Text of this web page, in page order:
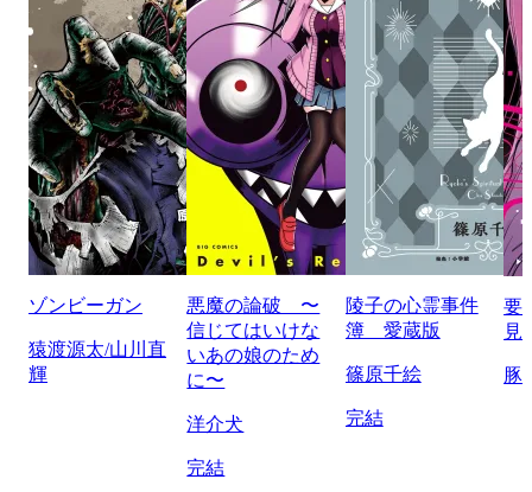
ゾンビーガン
猿渡源太/山川直
輝
悪魔の論破 〜
信じてはいけな
いあの娘のため
に〜
洋介犬
完結
陵子の心霊事件
簿 愛蔵版
篠原千絵
完結
要
見
豚